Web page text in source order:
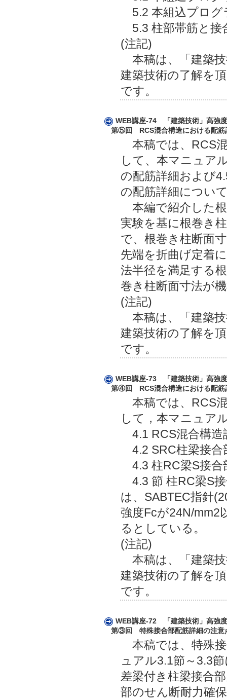
5.2 本組込プログ
5.3 柱部帯筋と接
(注記)
本稿は、「建築
建築技術の了解を
です。
WEB講座-74 「建築技術」高強
第⑤回 RCS混合構造における配筋
本稿では、RCS
して、本マニュア
の配筋詳細および
の配筋詳細につい
本編で紹介した
実験を基に根巻き
で、根巻き柱断面
先端を折曲げ定着
法半径を満足する
巻き柱断面寸法が
(注記)
本稿は、「建築
建築技術の了解を
です。
WEB講座-73 「建築技術」高強
第④回 RCS混合構造における配筋
本稿では、RCS
して，本マニュア
4.1 RCS混合構造
4.2 SRC柱梁接合
4.3 柱RC梁S接合
4.3 節 柱RC梁S
は、SABTEC指針
強度Fcが24N/mm2
るとしている。
(注記)
本稿は、「建築
建築技術の了解を
です。
WEB講座-72 「建築技術」高強
第③回 特殊接合部配筋詳細の注意
本稿では、特殊
ュアル3.1節～3.3
差梁付き柱梁接合
部のせん断耐力確